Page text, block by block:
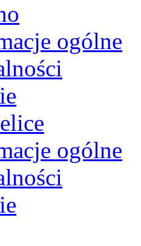
ogólne
ogólne